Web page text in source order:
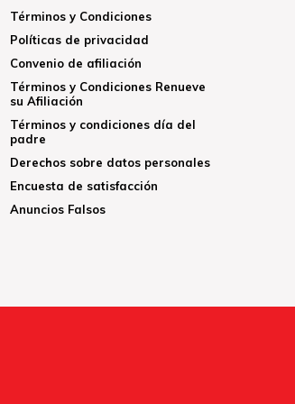
Términos y Condiciones
Políticas de privacidad
Convenio de afiliación
Términos y Condiciones Renueve
su Afiliación
Términos y condiciones día del
padre
Derechos sobre datos personales
Encuesta de satisfacción
Anuncios Falsos